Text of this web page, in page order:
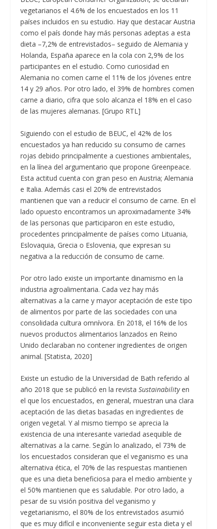
vegetarianos el 4.6% de los encuestados en los 11
países incluidos en su estudio. Hay que destacar Austria
como el país donde hay más personas adeptas a esta
dieta –7,2% de entrevistados– seguido de Alemania y
Holanda, España aparece en la cola con 2,9% de los
participantes en el estudio. Como curiosidad en
Alemania no comen carne el 11% de los jóvenes entre
14 y 29 años. Por otro lado, el 39% de hombres comen
carne a diario, cifra que solo alcanza el 18% en el caso
de las mujeres alemanas. [Grupo RTL]
Siguiendo con el estudio de BEUC, el 42% de los
encuestados ya han reducido su consumo de carnes
rojas debido principalmente a cuestiones ambientales,
en la línea del argumentario que propone Greenpeace.
Esta actitud cuenta con gran peso en Austria; Alemania
e Italia. Además casi el 20% de entrevistados
mantienen que van a reducir el consumo de carne. En el
lado opuesto encontramos un aproximadamente 34%
de las personas que participaron en este estudio,
procedentes principalmente de países como Lituania,
Eslovaquia, Grecia o Eslovenia, que expresan su
negativa a la reducción de consumo de carne.
Por otro lado existe un importante dinamismo en la
industria agroalimentaria. Cada vez hay más
alternativas a la carne y mayor aceptación de este tipo
de alimentos por parte de las sociedades con una
consolidada cultura omnívora. En 2018, el 16% de los
nuevos productos alimentarios lanzados en Reino
Unido declaraban no contener ingredientes de origen
animal. [Statista, 2020]
Existe un estudio de la Universidad de Bath referido al
año 2018 que se publicó en la revistaSustainabilityen
el que los encuestados, en general, muestran una clara
aceptación de las dietas basadas en ingredientes de
origen vegetal. Y al mismo tiempo se aprecia la
existencia de una interesante variedad asequible de
alternativas a la carne. Según lo analizado, el 73% de
los encuestados consideran que el veganismo es una
alternativa ética, el 70% de las respuestas mantienen
que es una dieta beneficiosa para el medio ambiente y
el 50% mantienen que es saludable. Por otro lado, a
pesar de su visión positiva del veganismo y
vegetarianismo, el 80% de los entrevistados asumió
que es muy difícil e inconveniente seguir esta dieta y el